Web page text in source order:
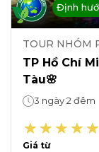
Định
TOUR NHÓM
TP Hồ Chí
Tàu🌸
3 ngày 2 đêm
Giá từ